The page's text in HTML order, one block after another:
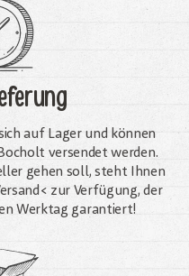
auf Lager und können
versendet werden.
gehen soll, steht Ihnen
zur Verfügung, der
Werktag garantiert!